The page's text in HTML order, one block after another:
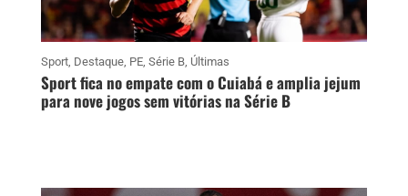
Sport, Destaque, PE, Série B, Últimas
Sport fica no empate com o Cuiabá e amplia jejum
para nove jogos sem vitórias na Série B